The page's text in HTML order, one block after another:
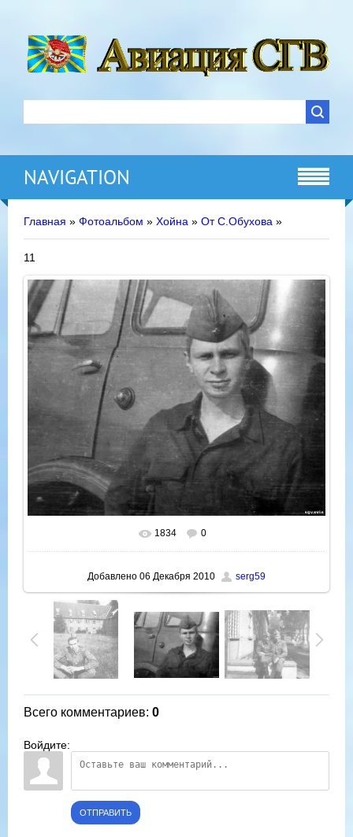
NAVIGATION
Главная » Фотоальбом » Хойна » От С.Обухова »
11
В реальном размере 800x635
1834 0
Добавлено 06 Декабря 2010 serg59
Всего комментариев: 0
Войдите:
ОТПРАВИТЬ